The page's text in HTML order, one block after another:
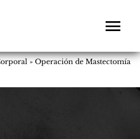
» Operación de Mastectomía